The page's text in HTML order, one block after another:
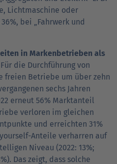
Lichtmaschine oder
bei „Fahrwerk und
in Markenbetrieben als
Für die Durchführung von
freien Betriebe um über zehn
sechs Jahren
erneut 56% Marktanteil
verloren im gleichen
und erreichten 31%
Anteile verharren auf
Niveau (2022: 13%;
Das zeigt, dass solche